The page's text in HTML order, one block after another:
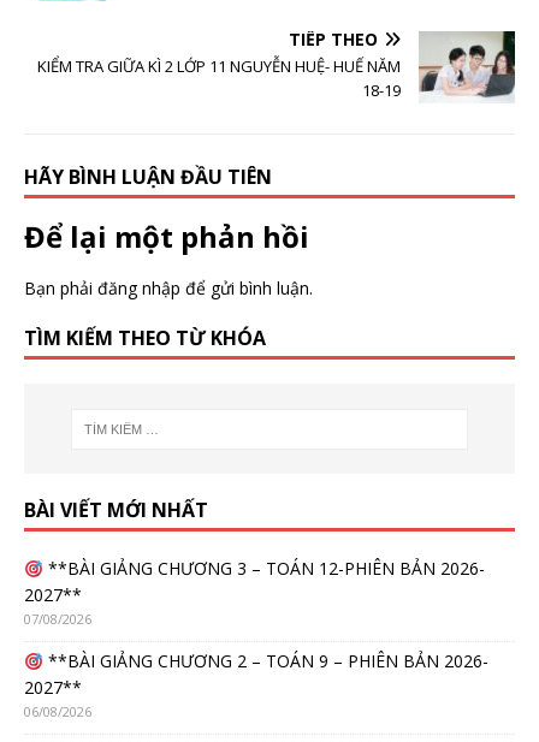
TIẾP THEO
KIỂM TRA GIỮA KÌ 2 LỚP 11 NGUYỄN HUỆ- HUẾ NĂM
18-19
HÃY BÌNH LUẬN ĐẦU TIÊN
Để lại một phản hồi
Bạn phải đăng nhập để gửi bình luận.
TÌM KIẾM THEO TỪ KHÓA
BÀI VIẾT MỚI NHẤT
**BÀI GIẢNG CHƯƠNG 3 – TOÁN 12-PHIÊN BẢN 2026-
2027**
07/08/2026
**BÀI GIẢNG CHƯƠNG 2 – TOÁN 9 – PHIÊN BẢN 2026-
2027**
06/08/2026